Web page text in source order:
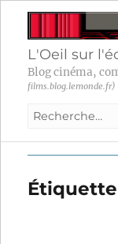
L'Oeil sur
Blog cinéma,
films.blog.lemonde.fr)
Recherche
: